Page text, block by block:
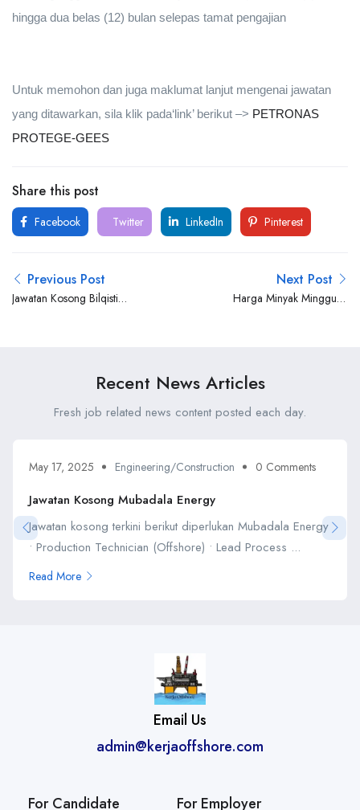
hingga dua belas (12) bulan selepas tamat pengajian
Untuk memohon dan juga maklumat lanjut mengenai jawatan
yang ditawarkan, sila klik pada‘link’ berikut –> PETRONAS
PROTEGE-GEES
Share this post
Facebook Twitter LinkedIn Pinterest
Previous Post
Jawatan Kosong Bilqisti
Next Post
Harga Minyak Mingguan
Recent News Articles
Fresh job related news content posted each day.
May 17, 2025 Engineering/Construction 0 Comments
Jawatan Kosong Mubadala Energy
Jawatan kosong terkini berikut diperlukan Mubadala Energy
• Production Technician (Offshore) • Lead Process ...
Read More
Email Us
admin@kerjaoffshore.com
For Candidate For Employer